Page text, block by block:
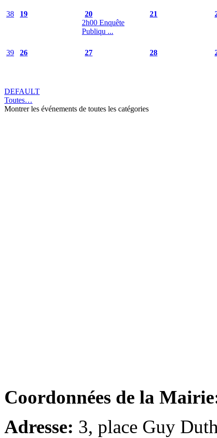
38 19
20
2h00 Enquête
Publiqu ...
21
39 26 27 28
DEFAULT
Toutes…
Montrer les événements de toutes les catégories
Coordonnées de la
Adresse: 3, place Guy